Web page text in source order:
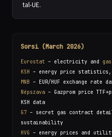
tal-UE.
Sorsi (March 2026)
Eurostat – electricity and
KSH – energy price statistics,
MNB – EUR/HUF exchange rate
Népszava – Gazprom price
KSH data
G7 – secret gas contract
sustainability
HVG – energy prices and